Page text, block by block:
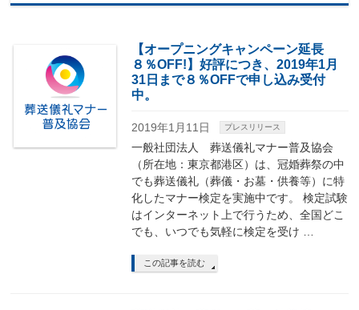
【オープニングキャンペーン延長
８％OFF!】好評につき、2019年1月
31日まで８％OFFで申し込み受付
中。
2019年1月11日 プレスリリース
一般社団法人 葬送儀礼マナー普及協会
（所在地：東京都港区）は、冠婚葬祭の中
でも葬送儀礼（葬儀・お墓・供養等）に特
化したマナー検定を実施中です。 検定試験
はインターネット上で行うため、全国どこ
でも、いつでも気軽に検定を受け …
この記事を読む